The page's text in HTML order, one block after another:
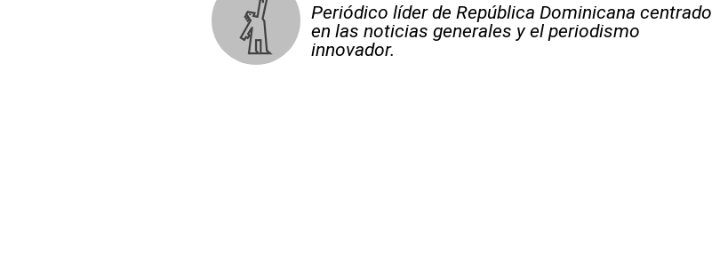
Periódico líder de República Dominicana centrado
en las noticias generales y el periodismo
innovador.